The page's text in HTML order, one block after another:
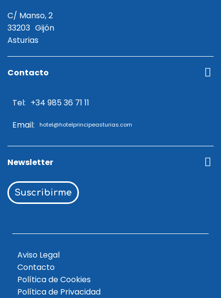
C/ Manso, 2
33203 Gijón
Asturias
Contacto
Tel: +34 985 36 71 11
Email:
hotel@hotelprincipeasturias.com
Newsletter
Suscribirme
Aviso Legal
Contacto
Política de Cookies
Política de Privacidad